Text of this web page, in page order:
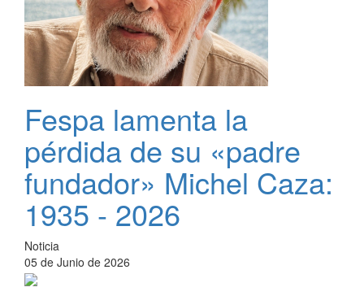
Fespa lamenta la
pérdida de su «padre
fundador» Michel Caza:
1935 - 2026
Noticia
05 de Junio de 2026